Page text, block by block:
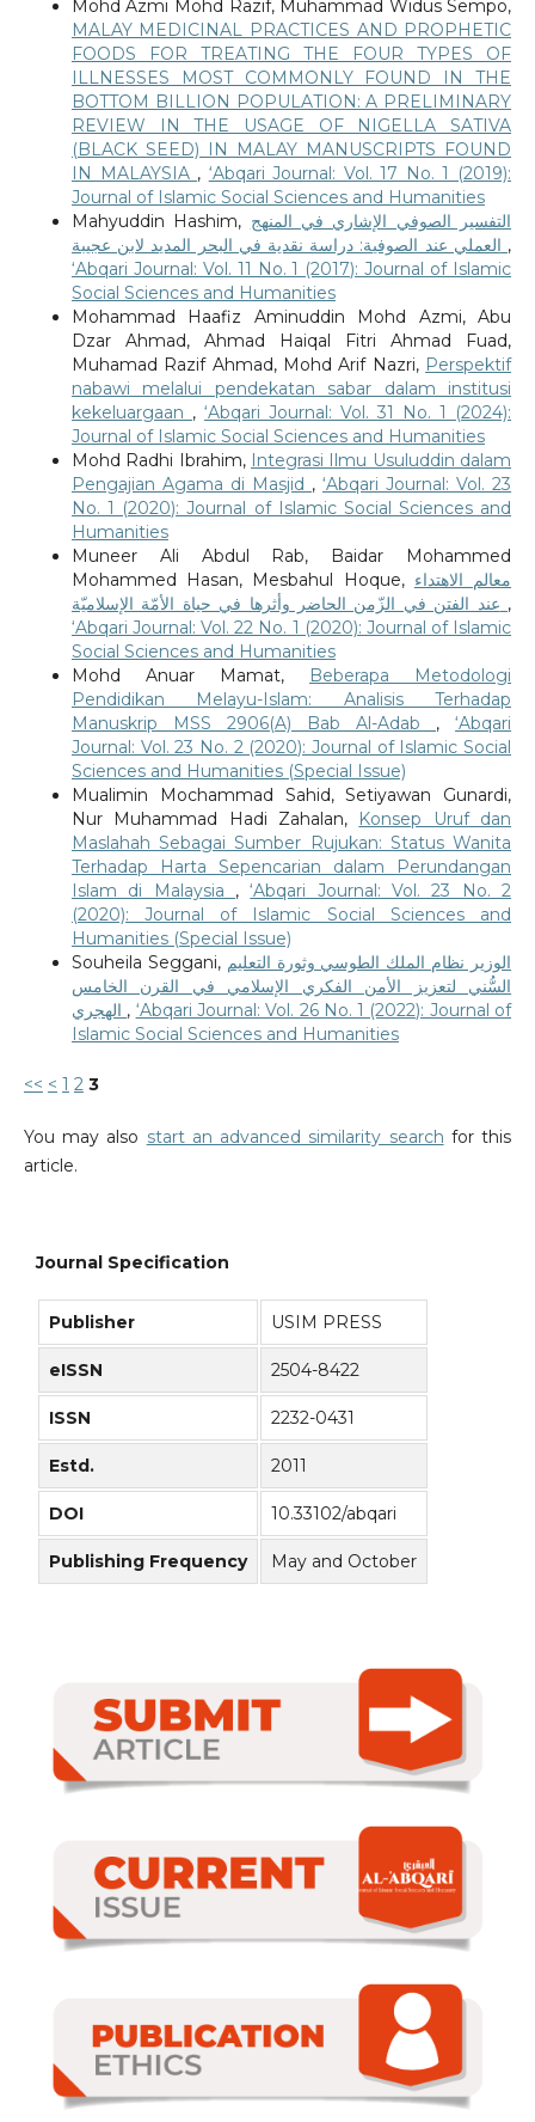
Mohd Azmi Mohd Razif, Muhammad Widus Sempo,
MALAY MEDICINAL PRACTICES AND PROPHETIC
FOODS FOR TREATING THE FOUR TYPES OF
ILLNESSES MOST COMMONLY FOUND IN THE
BOTTOM BILLION POPULATION: A PRELIMINARY
REVIEW IN THE USAGE OF NIGELLA SATIVA
(BLACK SEED) IN MALAY MANUSCRIPTS FOUND
IN MALAYSIA , ‘Abqari Journal: Vol. 17 No. 1 (2019):
Journal of Islamic Social Sciences and Humanities
Mahyuddin Hashim, التفسير الصوفي الإشاري في المنهج
,
‘Abqari Journal: Vol. 11 No. 1 (2017): Journal of Islamic
Social Sciences and Humanities
Mohammad Haafiz Aminuddin Mohd Azmi, Abu
Dzar Ahmad, Ahmad Haiqal Fitri Ahmad Fuad,
Muhamad Razif Ahmad, Mohd Arif Nazri, Perspektif
nabawi melalui pendekatan sabar dalam institusi
kekeluargaan , ‘Abqari Journal: Vol. 31 No. 1 (2024):
Journal of Islamic Social Sciences and Humanities
Mohd Radhi Ibrahim, Integrasi Ilmu Usuluddin dalam
Pengajian Agama di Masjid ,‘Abqari Journal: Vol. 23
No. 1 (2020): Journal of Islamic Social Sciences and
Humanities
Muneer Ali Abdul Rab, Baidar Mohammed
Mohammed Hasan, Mesbahul Hoque, معالم الاهتداء
,
‘Abqari Journal: Vol. 22 No. 1 (2020): Journal of Islamic
Social Sciences and Humanities
Mohd Anuar Mamat,
Beberapa Metodologi
Pendidikan Melayu-Islam: Analisis Terhadap
Manuskrip MSS 2906(A) Bab Al-Adab ,‘Abqari
Journal: Vol. 23 No. 2 (2020): Journal of Islamic Social
Sciences and Humanities (Special Issue)
Mualimin Mochammad Sahid, Setiyawan Gunardi,
Nur Muhammad Hadi Zahalan,
Konsep Uruf dan
Maslahah Sebagai Sumber Rujukan: Status Wanita
Terhadap Harta Sepencarian dalam Perundangan
Islam di Malaysia ,‘Abqari Journal: Vol. 23 No. 2
(2020): Journal of Islamic Social Sciences and
Humanities (Special Issue)
Souheila Seggani, الوزير نظام الملك الطوسي وثورة التعليم
السُّني لتعزيز الأمن الفكري الإسلامي في القرن الخامس
, ‘Abqari Journal: Vol. 26 No. 1 (2022): Journal of
Islamic Social Sciences and Humanities
<< < 1 2 3
You may also start an advanced similarity search for this
article.
Journal Specification
Publisher USIM PRESS
eISSN 2504-8422
ISSN 2232-0431
Estd. 2011
DOI 10.33102/abqari
Publishing Frequency May and October